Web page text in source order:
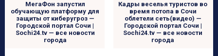
МегаФон запустил
обучающую платформу для
защиты от киберугроз —
Городской портал Сочи |
Sochi24.tv — все новости
города
Кадры веселья туристов во
время потопа в Сочи
облетели сеть(видео) —
Городской портал Сочи |
Sochi24.tv — все новости
города